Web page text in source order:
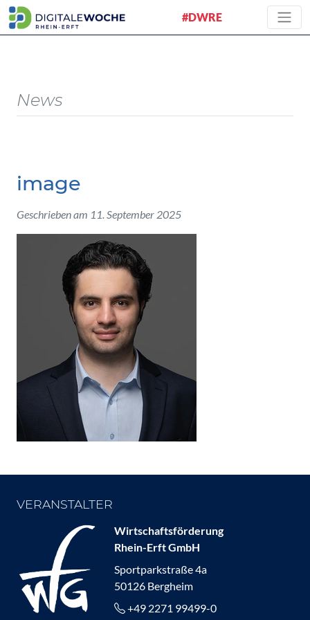
#DWRE
News
image
Geschrieben am 11. September 2025
VERANSTALTER
Wirtschaftsförderung
Rhein-Erft GmbH
Sportparkstraße 4a
50126 Bergheim
+49 2271 99499-0